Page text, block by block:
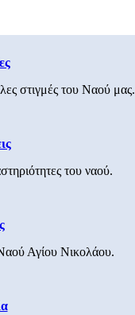
στιγμές του Ναού μας.
του ναού.
Αγίου Νικολάου.